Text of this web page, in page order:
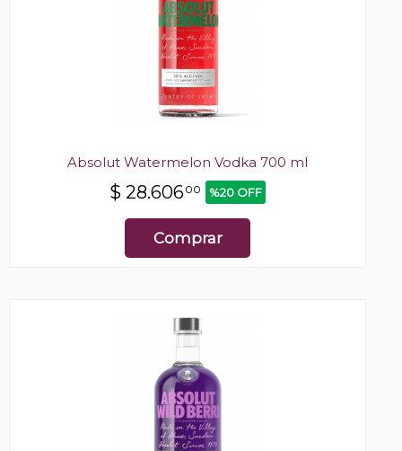
Absolut Watermelon Vodka 700 ml
$ 28.60600 %20 OFF
Comprar